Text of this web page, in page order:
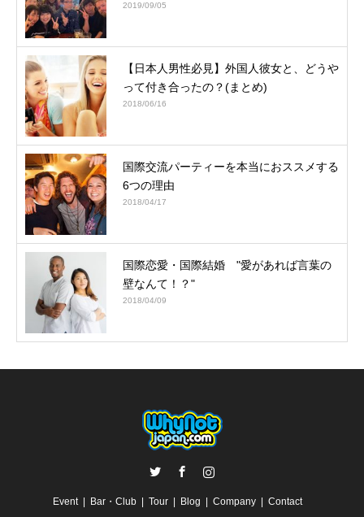
2019/09/05
【日本人男性必見】外国人彼女と、どうや
って付き合ったの？(まとめ)
2018/06/16
国際交流パーティーを本当におススメする
6つの理由
2018/04/17
国際恋愛・国際結婚 "愛があれば言葉の
壁なんて！？"
2018/04/09
Event Bar・Club Tour Blog Company Contact